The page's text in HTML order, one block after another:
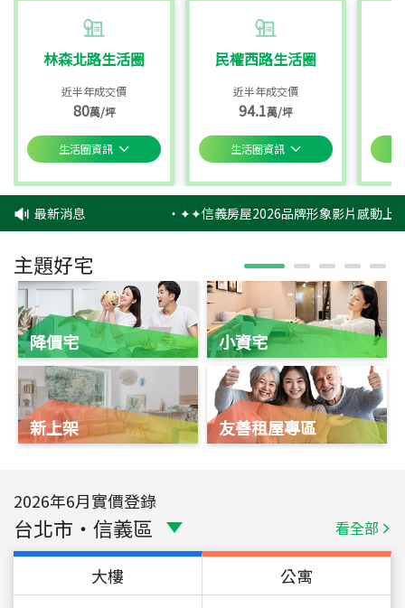
林森北路生活圈
近半年成交價
80萬/坪
生活圈資訊
民權西路生活圈
近半年成交價
94.1萬/坪
生活圈資訊
最新消息 ‧✦✦信義房屋2026品牌形象影片感動上
主題好宅
降價宅
新上架
小資宅
友善租屋專區
2026年6月實價登錄
台北市 ・ 信義區 看全部
大樓 公寓